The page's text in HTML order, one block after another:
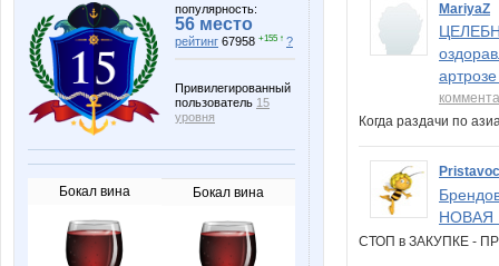
популярность:
56 место
рейтинг 67958 +155 ↑ ?
Привилегированный
пользователь 15
уровня
Бокал вина Бокал вина
MariyaZ
Когда раздачи по
НОВАЯ
СТОП в ЗАКУПКЕ -